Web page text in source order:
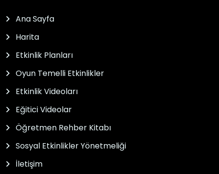
Ana Sayfa
Harita
Etkinlik Planları
Oyun Temelli Etkinlikler
Etkinlik Videoları
Eğitici Videolar
Öğretmen Rehber Kitabı
Sosyal Etkinlikler Yönetmeliği
İletişim